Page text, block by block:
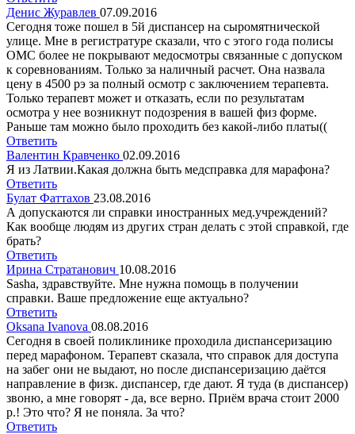
Денис Журавлев 07.09.2016
Сегодня тоже пошел в 5й диспансер на сыромятнической
улице. Мне в регистратуре сказали, что с этого года полисы
ОМС более не покрывают медосмотры связанные с допуском
к соревнованиям. Только за наличный расчет. Она назвала
цену в 4500 рэ за полный осмотр с заключением терапевта.
Только терапевт может и отказать, если по результатам
осмотра у нее возникнут подозрения в вашей физ форме.
Раньше там можно было проходить без какой-либо платы((
Ответить
Валентин Кравченко 02.09.2016
Я из Латвии.Какая должна быть медсправка для марафона?
Ответить
Булат Фаттахов 23.08.2016
А допускаются ли справки иностранных мед.учреждений?
Как вообще людям из других стран делать с этой справкой, где
брать?
Ответить
Ирина Стратанович 10.08.2016
Sasha, здравствуйте. Мне нужна помощь в получении
справки. Ваше предложение еще актуально?
Ответить
Oksana Ivanova 08.08.2016
Сегодня в своей поликлинике проходила диспансеризацию
перед марафоном. Терапевт сказала, что справок для доступа
на забег они не выдают, но после диспансеризацию даётся
направление в физк. диспансер, где дают. Я туда (в диспансер)
звоню, а мне говорят - да, все верно. Приём врача стоит 2000
р.! Это что? Я не поняла. За что?
Ответить